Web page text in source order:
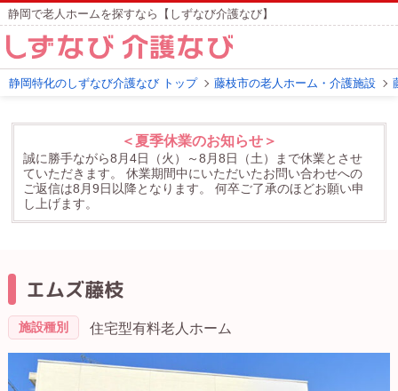
静岡で老人ホームを探すなら【しずなび介護なび】
静岡特化のしずなび介護なび トップ 藤枝市の老人ホーム・介護施設
＜夏季休業のお知らせ＞
誠に勝手ながら8月4日（火）～8月8日（土）まで休業とさせ
ていただきます。
休業期間中にいただいたお問い合わせへの
ご返信は8月9日以降となります。
何卒ご了承のほどお願い申
し上げます。
エムズ藤枝
施設種別 住宅型有料老人ホーム